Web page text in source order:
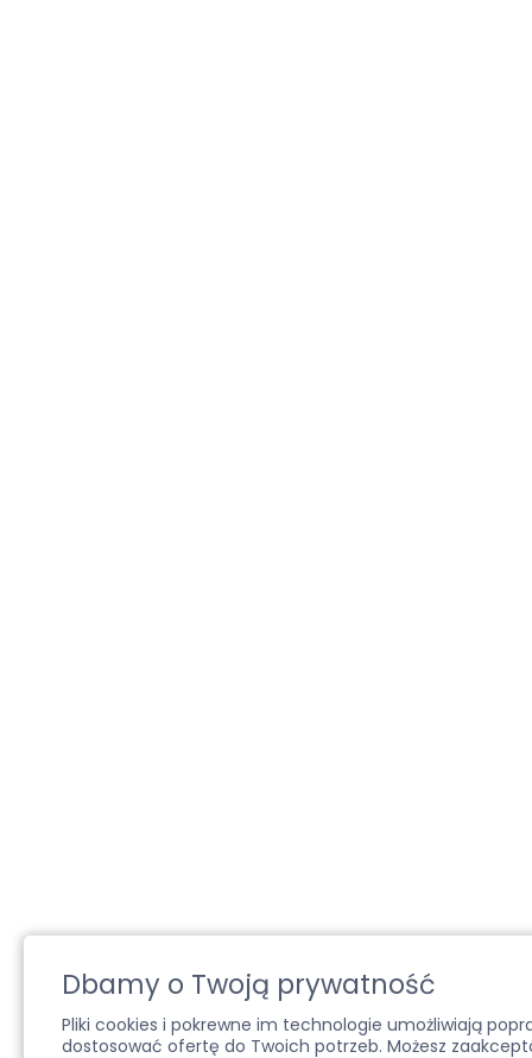
Dbamy o Twoją prywatność
Pliki cookies i pokrewne im technologie umożliwiają
dostosować ofertę do Twoich potrzeb. Możesz